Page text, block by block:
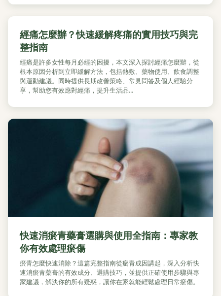
經痛怎麼辦？快速緩解疼痛的實用技巧與完
整指南
經痛是許多女性每月必經的困擾，本文深入探討經痛怎麼辦，從
根本原因分析到立即緩解方法，包括熱敷、藥物使用、飲食調整
與運動建議。同時提供長期改善策略、常見問答及個人經驗分
享，幫助您有效應對經痛，提升生活品...
快速消瘀青藥膏選購與使用全指南：專家教
你有效處理瘀傷
瘀青怎麼快速消除？這篇完整指南從瘀青成因講起，深入分析快
速消瘀青藥膏的有效成分、選購技巧，並提供正確使用步驟與專
家建議，解決你的所有疑惑，讓你在家就能輕鬆處理日常瘀傷。